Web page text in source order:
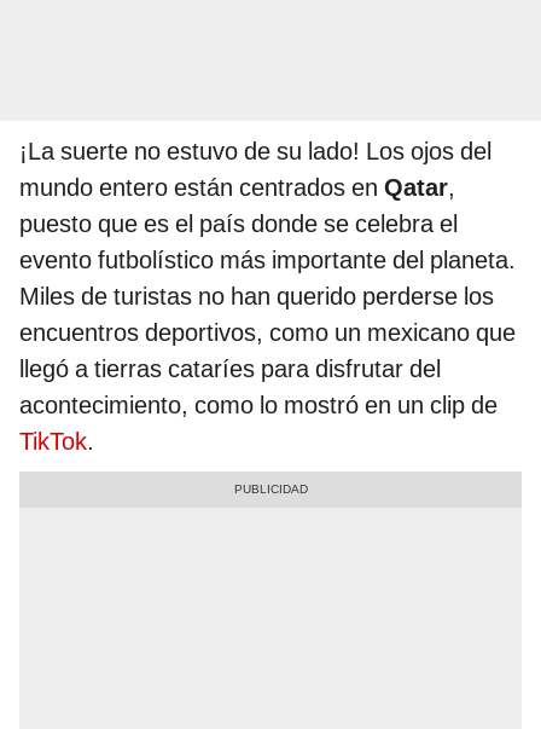
¡La suerte no estuvo de su lado! Los ojos del
mundo entero están centrados en Qatar,
puesto que es el país donde se celebra el
evento futbolístico más importante del planeta.
Miles de turistas no han querido perderse los
encuentros deportivos, como un mexicano que
llegó a tierras cataríes para disfrutar del
acontecimiento, como lo mostró en un clip de
TikTok.